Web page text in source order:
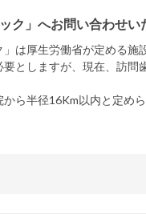
」へお問い合わせい
は厚生労働省が定める施
としますが、現在、訪問
ら半径16Km以内と定め